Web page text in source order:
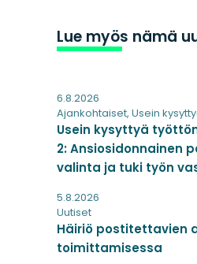
Lue myös nämä
6.8.2026
Ajankohtaiset, Usein
Usein kysyttyä
2: Ansiosidonnainen
valinta ja tuki työn
5.8.2026
Uutiset
Häiriö postitettavien
toimittamisessa